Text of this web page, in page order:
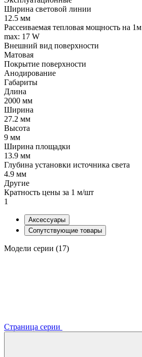
Ширина световой линии
12.5 мм
Рассеиваемая тепловая мощность на 1м
max: 17 W
Внешний вид поверхности
Матовая
Покрытие поверхности
Анодирование
Габариты
Длина
2000 мм
Ширина
27.2 мм
Высота
9 мм
Ширина площадки
13.9 мм
Глубина установки источника света
4.9 мм
Другие
Кратность цены за 1 м/шт
1
Аксессуары
Сопутствующие товары
Модели серии (17)
Страница серии